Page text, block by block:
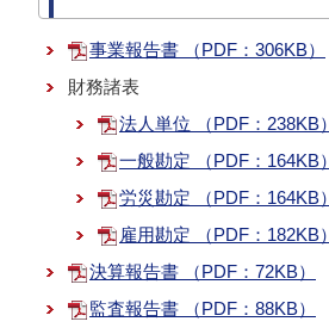
事業報告書 （PDF：306KB）
財務諸表
法人単位 （PDF：238KB）
一般勘定 （PDF：164KB）
労災勘定 （PDF：164KB）
雇用勘定 （PDF：182KB）
決算報告書 （PDF：72KB）
監査報告書 （PDF：88KB）